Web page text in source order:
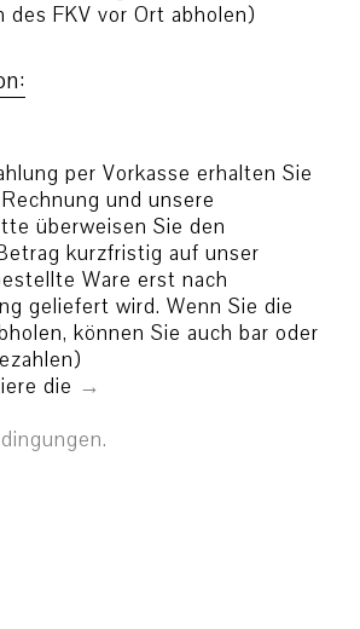
des FKV vor Ort abholen)
per Vorkasse erhalten Sie
und unsere
überweisen Sie den
kurzfristig auf unser
Ware erst nach
geliefert wird. Wenn Sie die
können Sie auch bar oder
die